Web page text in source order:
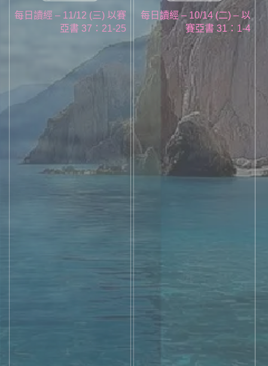
每日讀經 – 11/12 (三) 以賽
亞書 37：21-25
每日讀經 – 10/14 (二) – 以
賽亞書 31：1-4